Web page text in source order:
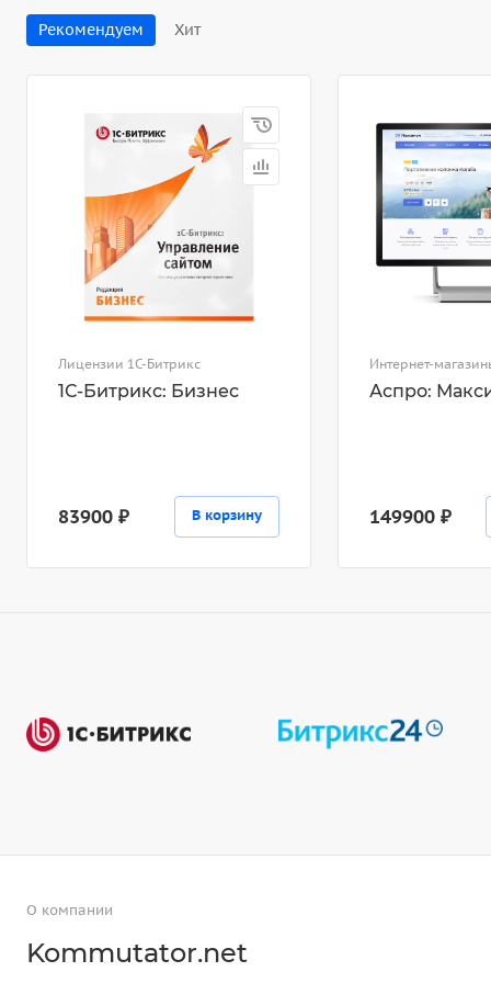
Рекомендуем Хит
Лицензии 1С-Битрикс
1С-Битрикс: Бизнес
83900 ₽ В корзину
Интернет-
Аспро:
149900 ₽
О компании
Kommutator.net